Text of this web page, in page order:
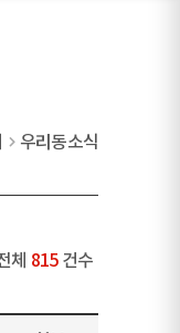
우리동소식
체 815건수